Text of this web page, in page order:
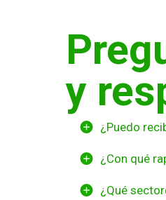
y
¿Puedo
¿Con qué
¿Qué